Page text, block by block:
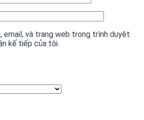
email, và trang web trong trình duyệt
kế tiếp của tôi.